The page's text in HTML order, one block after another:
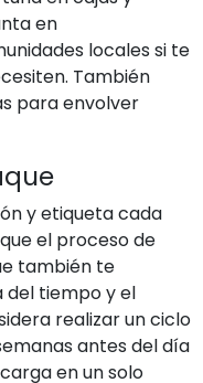
en
locales si te
También
para envolver
y etiqueta cada
el proceso de
también te
del tiempo y el
realizar un ciclo
antes del día
en un solo